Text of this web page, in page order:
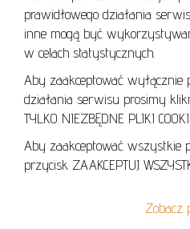
prawidłowego działania
inne mogą być
w celach statystycznych.
Aby zaakceptować wyłącznie
działania serwisu prosimy
TYLKO NIEZBĘDNE PLIKI
Aby zaakceptować wszystkie
przycisk ZAAKCEPTUJ
Zobacz
POLITYKA COOKIES
+48 605